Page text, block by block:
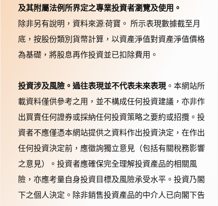
及其附屬法例所界定之專業投資者瀏覽及使用。
除非另有說明，資料來源:荷寶。 所示表現數據截至月
底，按股份類別貨幣計算，以資產淨值對資產淨值價格
為基礎，將股息再作投資並已扣除費用。
投資涉及風險。過往表現並不代表未來表現。本網站所
載資料僅供參考之用，並不構成任何投資建議，亦非作
出買賣任何證券或採納任何投資策略之要約或招攬。投
資者不應僅憑本網站提供之資料作出投資決定，在作出
任何投資決定前，應徵詢獨立意見（包括有關稅務影響
之意見）。投資者應確保完全理解投資產品的相關風
險，亦應考量自身投資目標及風險承受水平。投資乃閣
下之個人決定。除非銷售投資產品的中介人已向閣下告